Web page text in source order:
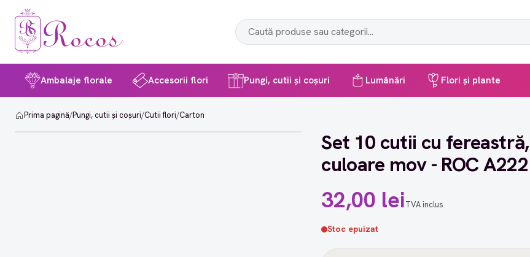
Ambalaje florale Accesorii flori Pungi, cutii și coșuri Lumânări Flori și plante
Prima pagină/Pungi, cutii și coșuri/Cutii flori/Carton
Set 10 cutii cu fereastră,
culoare mov - ROC A222
32,00 leiTVA inclus
Stoc epuizat